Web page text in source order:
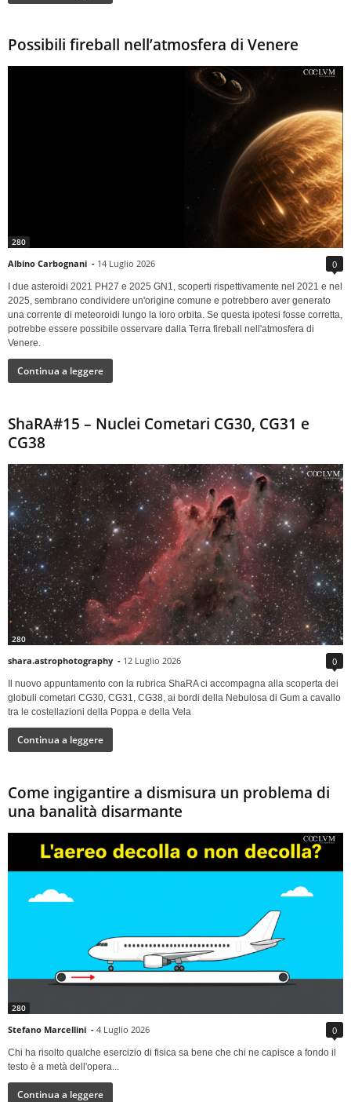
Possibili fireball nell’atmosfera di Venere
280
Albino Carbognani - 14 Luglio 2026 0
I due asteroidi 2021 PH27 e 2025 GN1, scoperti rispettivamente nel 2021 e nel
2025, sembrano condividere un'origine comune e potrebbero aver generato
una corrente di meteoroidi lungo la loro orbita. Se questa ipotesi fosse corretta,
potrebbe essere possibile osservare dalla Terra fireball nell'atmosfera di
Venere.
Continua a leggere
ShaRA#15 – Nuclei Cometari CG30, CG31 e
CG38
280
shara.astrophotography - 12 Luglio 2026 0
Il nuovo appuntamento con la rubrica ShaRA ci accompagna alla scoperta dei
globuli cometari CG30, CG31, CG38, ai bordi della Nebulosa di Gum a cavallo
tra le costellazioni della Poppa e della Vela
Continua a leggere
Come ingigantire a dismisura un problema di
una banalità disarmante
280
Stefano Marcellini - 4 Luglio 2026 0
Chi ha risolto qualche esercizio di fisica sa bene che chi ne capisce a fondo il
testo è a metà dell'opera...
Continua a leggere